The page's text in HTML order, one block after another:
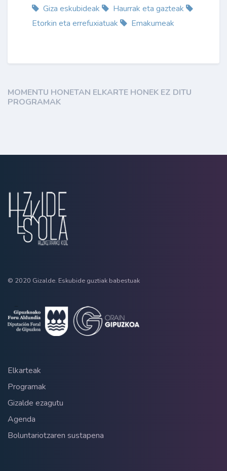
Giza eskubideak
Haurrak eta gazteak
Etorkin eta errefuxiatuak
Emakumeak
MOMENTU HONETAN ELKARTE HONEK EZ DITU
PROGRAMAK
© 2020 Gizalde. Eskubide guztiak babestuak
Elkarteak
Programak
Gizalde ezagutu
Agenda
Boluntariotzaren sustapena